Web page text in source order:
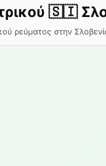
🇸🇮
ρεύματος στην